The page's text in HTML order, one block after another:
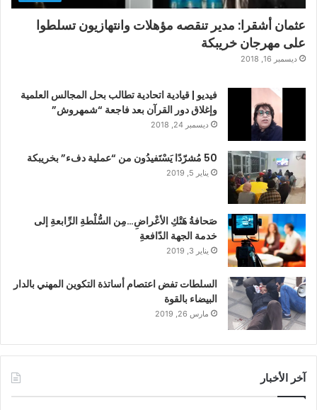
عثمان أشقرا: مدير تنقصه مؤهلات وانتهازيون تسلطوا
على مهرجان خريبكة
ديسمبر 16, 2018
فيديو | قيادية اتحادية تطالب بحل المجالس العلمية
وإغلاق دور القرآن بعد فاجعة “شمهروش”
ديسمبر 24, 2018
50 مُشرّدًا يَسْتَفيدُون من “عملية دفء” بخريبكة
يناير 5, 2019
صَحافةُ هَتْكِ الأعْراضِ…مِن السُّلْطةِ الرِّابعةِ إلى
خدمة الجهة الدّافعةِ
يناير 3, 2019
السلطات تفض اعتصام أساتذة التكوين المهني بالدار
البيضاء بالقوة
مارس 26, 2019
آخر الأخبار